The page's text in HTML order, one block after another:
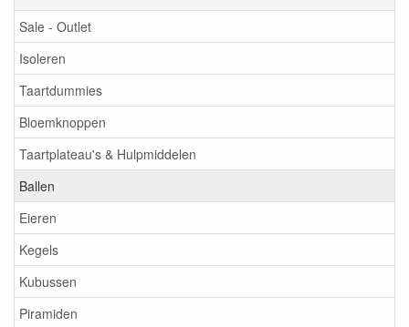
Sale - Outlet
Isoleren
Taartdummies
Bloemknoppen
Taartplateau's & Hulpmiddelen
Ballen
Eieren
Kegels
Kubussen
Piramiden